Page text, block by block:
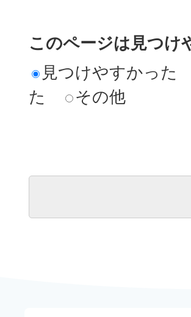
このページは見つけ
見つけやすかった
た
その他